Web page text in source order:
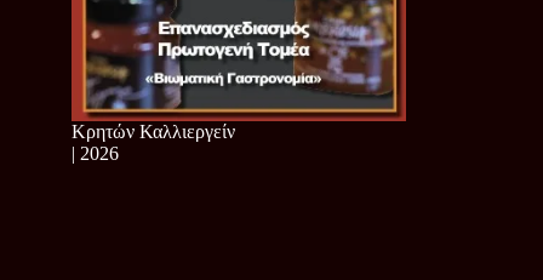
Κρητών Καλλιεργείν
| 2026